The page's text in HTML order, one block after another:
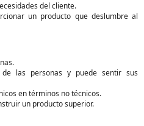
del cliente.
un producto que deslumbre al
de las personas y puede sentir sus
en términos no técnicos.
un producto superior.